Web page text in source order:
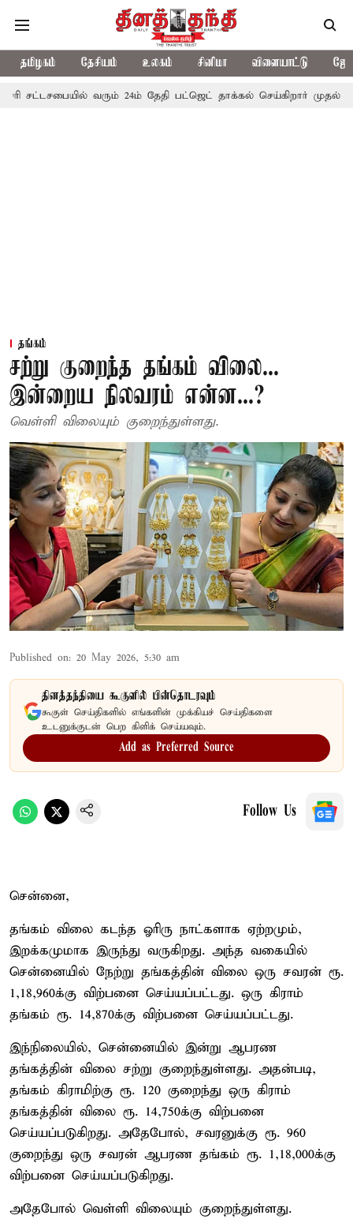
தமிழகம் தேசியம் உலகம் சினிமா விளையாட்டு
வரும் 24ம் தேதி பட்ஜெட் தாக்கல் செய்கிறார் முதல்-அமைச்சர்
தங்கம்
சற்று குறைந்த தங்கம் விலை...
இன்றைய நிலவரம் என்ன...?
வெள்ளி விலையும் குறைந்துள்ளது.
Published on: 20 May 2026, 5:30 am
தினத்தந்தியை கூகுளில் பின்தொடரவும்
கூகுள் செய்திகளில் எங்களின் முக்கியச் செய்திகளை
உடனுக்குடன் பெற கிளிக் செய்யவும்.
Add as Preferred Source
Follow Us
சென்னை,
தங்கம் விலை கடந்த ஓரிரு நாட்களாக ஏற்றமும்,
இறக்கமுமாக இருந்து வருகிறது. அந்த வகையில்
சென்னையில் நேற்று தங்கத்தின் விலை ஒரு சவரன் ரூ.
1,18,960க்கு விற்பனை செய்யப்பட்டது. ஒரு கிராம்
தங்கம் ரூ. 14,870க்கு விற்பனை செய்யப்பட்டது.
இந்நிலையில், சென்னையில் இன்று ஆபரண
தங்கத்தின் விலை சற்று குறைந்துள்ளது. அதன்படி,
தங்கம் கிராமிற்கு ரூ. 120 குறைந்து ஒரு கிராம்
தங்கத்தின் விலை ரூ. 14,750க்கு விற்பனை
செய்யப்படுகிறது. அதேபோல், சவரனுக்கு ரூ. 960
குறைந்து ஒரு சவரன் ஆபரண தங்கம் ரூ. 1,18,000க்கு
விற்பனை செய்யப்படுகிறது.
அதேபோல் வெள்ளி விலையும் குறைந்துள்ளது.